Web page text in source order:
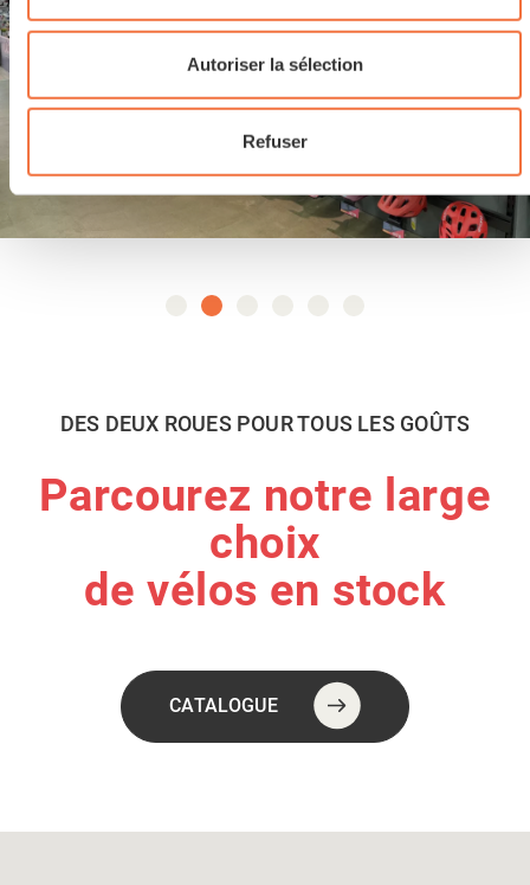
Autoriser la sélection
Refuser
DES DEUX ROUES POUR TOUS LES GOÛTS
Parcourez notre large
choix
de vélos en stock
CATALOGUE